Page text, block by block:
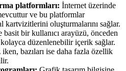
platformları: İnternet üzerinde
ve bu platformlar
kartvizitlerini oluşturmalarını sağlar.
bir kullanıcı arayüzü, önceden
düzenlenebilir içerik sağlar.
bazıları ise daha fazla özellik